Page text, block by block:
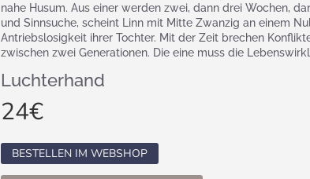
nahe Husum. Aus einer werden zwei, dann drei Wochen,
und Sinnsuche, scheint Linn mit Mitte Zwanzig an einem
Antriebslosigkeit ihrer Tochter. Mit der Zeit brechen
zwischen zwei Generationen. Die eine muss die
Luchterhand
24€
BESTELLEN IM WEBSHOP